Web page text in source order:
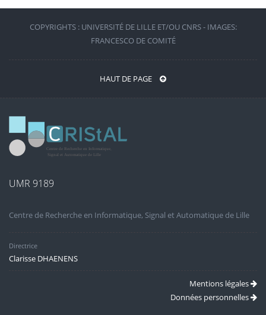
COPYRIGHTS : UNIVERSITÉ DE LILLE ET/OU CNRS - IMAGES:
FRANCESCO DE COMITÉ
HAUT DE PAGE
UMR 9189
Centre de Recherche en Informatique, Signal et Automatique de Lille
Directrice
Clarisse DHAENENS
Mentions légales
Données personnelles